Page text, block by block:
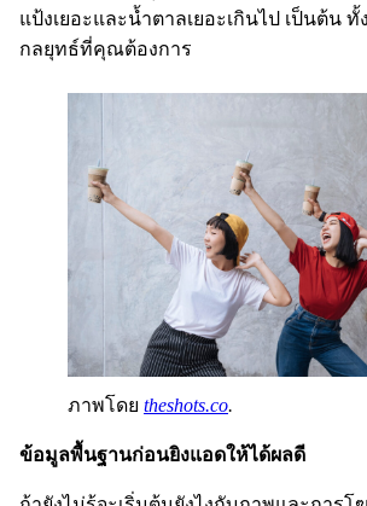
แป้งเยอะและน้ำตาลเยอะเกินไป เป็นต้น
กลยุทธ์ที่คุณต้องการ
ภาพโดย theshots.co.
ข้อมูลพื้นฐานก่อนยิงแอดให้ได้ผลดี